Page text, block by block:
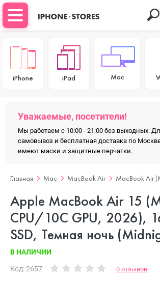
iPhone iPad Mac
Уважаемые, посетители!
Мы работаем с 10:00 - 21:00 без выходных.
самовывоз и бесплатная доставка по
имеют маски и защитные перчатки.
Главная Mac MacBook Air MacBook Air
Apple MacBook Air 15
CPU/10C GPU, 2026),
SSD, Темная ночь
В НАЛИЧИИ
Код: 2657 0 отзывов